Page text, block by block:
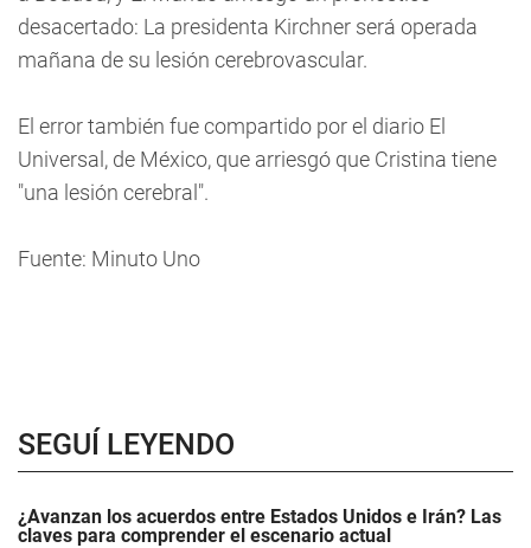
desacertado: La presidenta Kirchner será operada
mañana de su lesión cerebrovascular.
El error también fue compartido por el diario El
Universal, de México, que arriesgó que Cristina tiene
"una lesión cerebral".
Fuente: Minuto Uno
SEGUÍ LEYENDO
¿Avanzan los acuerdos entre Estados Unidos e Irán? Las
claves para comprender el escenario actual